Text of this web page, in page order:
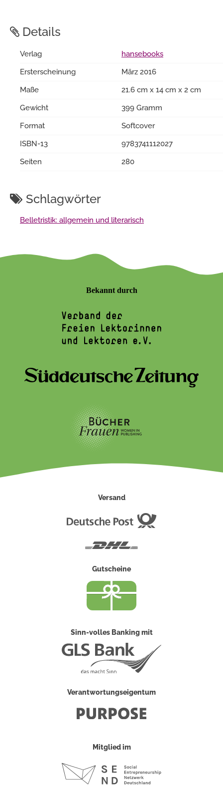
Details
Verlag
hansebooks
Ersterscheinung
März 2016
Maße
21.6 cm x 14 cm x 2 cm
Gewicht
399 Gramm
Format
Softcover
ISBN-13
9783741112027
Seiten
280
Schlagwörter
Belletristik: allgemein und literarisch
Bekannt durch
Versand
Gutscheine
Sinn-volles Banking mit
Verantwortungseigentum
Mitglied im